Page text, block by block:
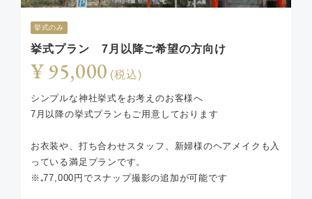
挙式のみ
挙式プラン 7月以降ご希望の方向け
¥ 95,000 (税込)
シンプルな神社挙式をお考えのお客様へ
7月以降の挙式プランもご用意しております
お衣装や、打ち合わせスタッフ、新婦様のヘアメイクも入
っている満足プランです。
※₊77,000円でスナップ撮影の追加が可能です